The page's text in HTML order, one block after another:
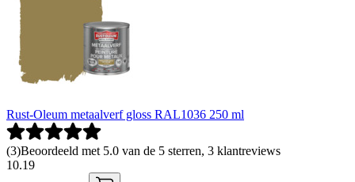
Rust-Oleum metaalverf gloss RAL1036 250 ml
(3)Beoordeeld met 5.0 van de 5 sterren, 3 klantreviews
10.19